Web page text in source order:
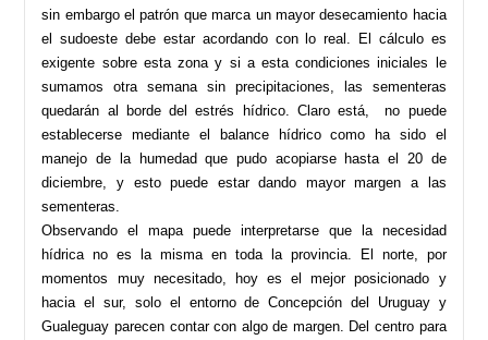
sin embargo el patrón que marca un mayor desecamiento hacia
el sudoeste debe estar acordando con lo real. El cálculo es
exigente sobre esta zona y si a esta condiciones iniciales le
sumamos otra semana sin precipitaciones, las sementeras
quedarán al borde del estrés hídrico. Claro está, no puede
establecerse mediante el balance hídrico como ha sido el
manejo de la humedad que pudo acopiarse hasta el 20 de
diciembre, y esto puede estar dando mayor margen a las
sementeras.
Observando el mapa puede interpretarse que la necesidad
hídrica no es la misma en toda la provincia. El norte, por
momentos muy necesitado, hoy es el mejor posicionado y
hacia el sur, solo el entorno de Concepción del Uruguay y
Gualeguay parecen contar con algo de margen. Del centro para